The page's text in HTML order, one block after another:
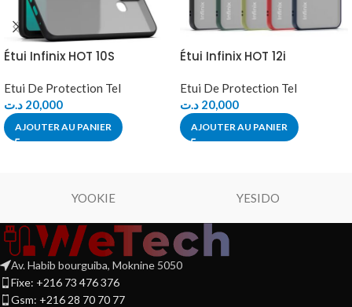
Étui Infinix HOT 10S
Etui De Protection Tel
20,000 د.ت
AJOUTER AU PANIER
Étui Infinix HOT 12i
Etui De Protection Tel
20,000 د.ت
AJOUTER AU PANIER
YOOKIE YESIDO
Av. Habib bourguiba, Moknine 5050
Fixe: +216 73 476 376
Gsm: +216 28 70 70 77